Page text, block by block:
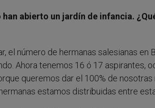
abierto un jardín de infancia.
el número de hermanas salesianas en
Ahora tenemos 16 ó 17 aspirantes,
queremos dar el 100% de nosotras
estamos distribuidas entre